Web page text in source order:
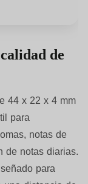
de
44 x 22 x 4 mm
para
notas de
de notas diarias.
para